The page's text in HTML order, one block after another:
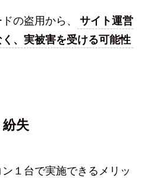
の盗用から、
サイト運営
、実被害を受ける可能性
失
１台で実施できるメリッ